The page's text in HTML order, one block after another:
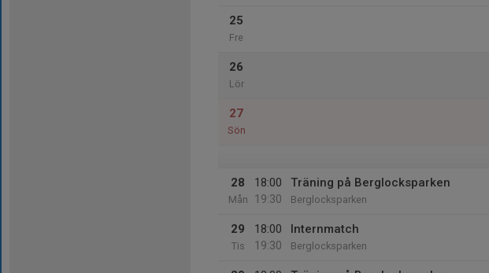
25
Fre
26
Lör
27
Sön
28
Mån
18:00
19:30
Träning på Berglocksparken
Berglocksparken
29
Tis
18:00
19:30
Internmatch
Berglocksparken